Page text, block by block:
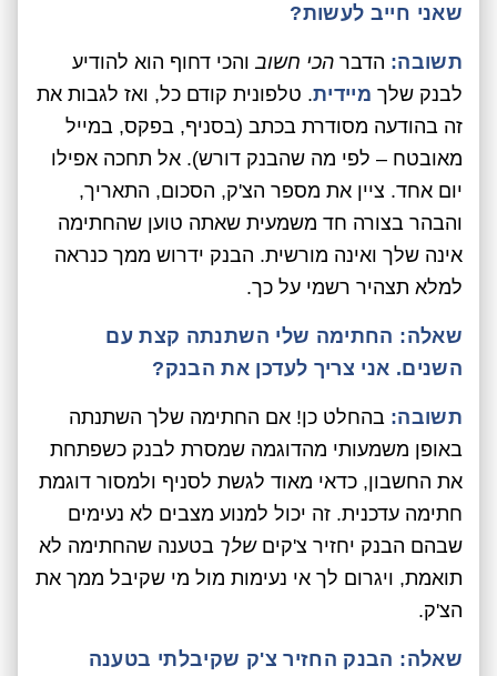
שאני חייב לעשות?
תשובה: הדברהכי חשוב והכי דחוף הוא להודיע
לבנק שלך מיידית. טלפונית קודם כל, ואז לגבות את
זה בהודעה מסודרת בכתב (בסניף, בפקס, במייל
מאובטח – לפי מה שהבנק דורש). אל תחכה אפילו
יום אחד. ציין את מספר הצ'ק, הסכום, התאריך,
והבהר בצורה חד משמעית שאתה טוען שהחתימה
אינה שלך ואינה מורשית. הבנק ידרוש ממך כנראה
למלא תצהיר רשמי על כך.
שאלה: החתימה שלי השתנתה קצת עם
השנים. אני צריך לעדכן את הבנק?
תשובה: בהחלט כן! אם החתימה שלך השתנתה
באופן משמעותי מהדוגמה שמסרת לבנק כשפתחת
את החשבון, כדאי מאוד לגשת לסניף ולמסור דוגמת
חתימה עדכנית. זה יכול למנוע מצבים לא נעימים
שבהם הבנק יחזיר צ'קיםשלך בטענה שהחתימה לא
תואמת, ויגרום לך אי נעימות מול מי שקיבל ממך את
הצ'ק.
שאלה: הבנק החזיר צ'ק שקיבלתי בטענה